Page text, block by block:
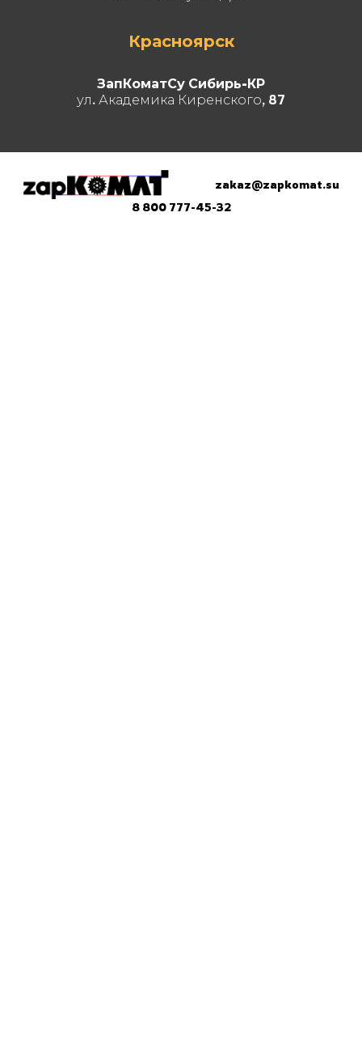
Красноярск
ЗапКоматСу Сибирь-КР
ул. Академика Киренского, 87
zakaz@zapkomat.su
8 800 777-45-32